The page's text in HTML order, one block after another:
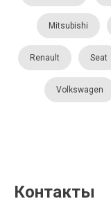
Mitsubishi
Renault Seat
Volkswagen
Контакты